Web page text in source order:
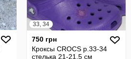
33, 34
750 грн
Кроксы CROCS р.33-34
стелька 21-21,5 см